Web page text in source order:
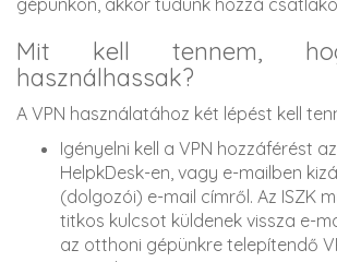
gépünkön, akkor tudunk hozzá
Mit kell tennem,
használhassak?
A VPN használatához két lépést kell
Igényelni kell a VPN hozzáférést
HelpkDesk-en, vagy e-mailben
(dolgozói) e-mail címről. Az ISZK
titkos kulcsot küldenek vissza e-
az otthoni gépünkre telepítendő